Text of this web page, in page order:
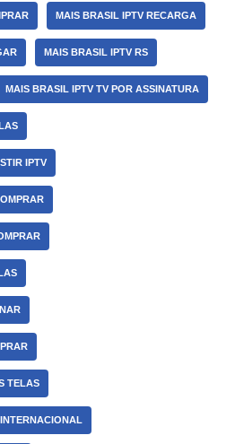
MAIS BRASIL IPTV RECARGA
MAIS BRASIL IPTV RS
MAIS BRASIL IPTV TV POR ASSINATURA
IPTV
TELAS